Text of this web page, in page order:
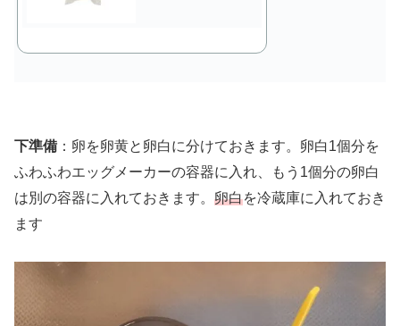
下準備 ：卵を卵黄と卵白に分けておきます。卵白1個分を
ふわふわエッグメーカーの容器に入れ、もう1個分の卵白
は別の容器に入れておきます。 卵白を冷蔵庫に入れておき
ます